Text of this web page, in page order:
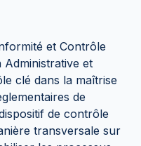
et Contrôle
et
clé dans la maîtrise
de
de contrôle
transversale sur